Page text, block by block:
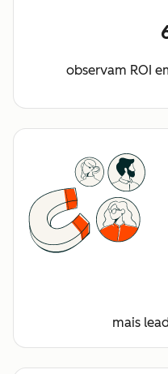
observam ROI
mais